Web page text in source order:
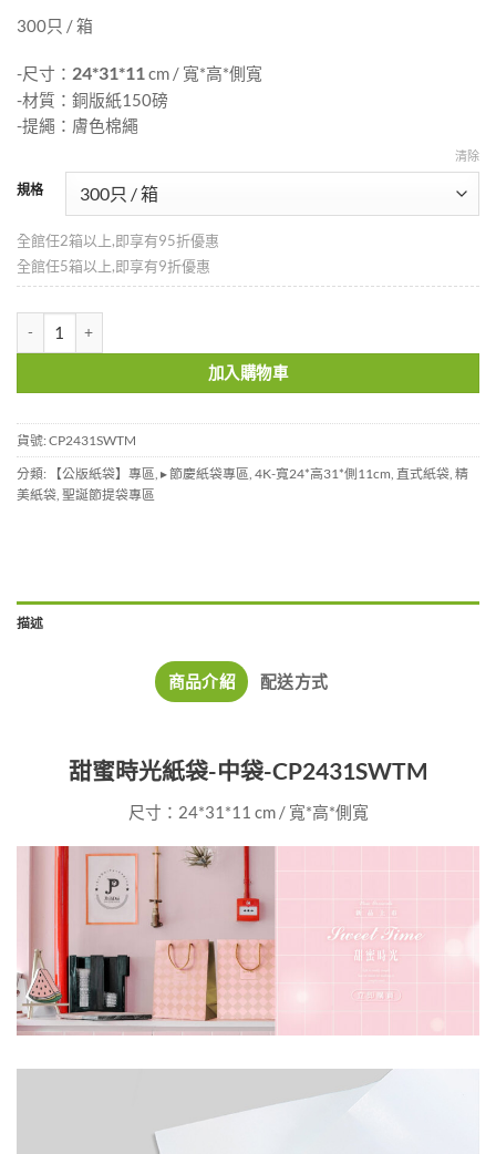
300只 / 箱
-尺寸： 24*31*11cm / 寬*高*側寬
-材質：銅版紙150磅
-提繩：膚色棉繩
規格
清除
全館任2箱以上,即享有95折優惠
全館任5箱以上,即享有9折優惠
加入購物車
貨號: CP2431SWTM
分類:
【公版紙袋】專區 ▸ 節慶紙袋專區 4K-寬24*高31*側11cm 直式紙袋 精
美紙袋 聖誕節提袋專區
描述
商品介紹 配送方式
甜蜜時光紙袋-中袋-CP2431SWTM
尺寸：24*31*11 cm / 寬*高*側寬